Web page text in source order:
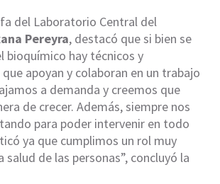
del Laboratorio Central del
Pereyra, destacó que si bien se
bioquímico hay técnicos y
apoyan y colaboran en un trabajo
a demanda y creemos que
de crecer. Además, siempre nos
para poder intervenir en todo
ya que cumplimos un rol muy
de las personas”, concluyó la